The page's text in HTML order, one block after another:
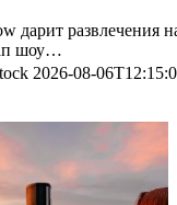
дарит развлечения
шоу…
2026-08-